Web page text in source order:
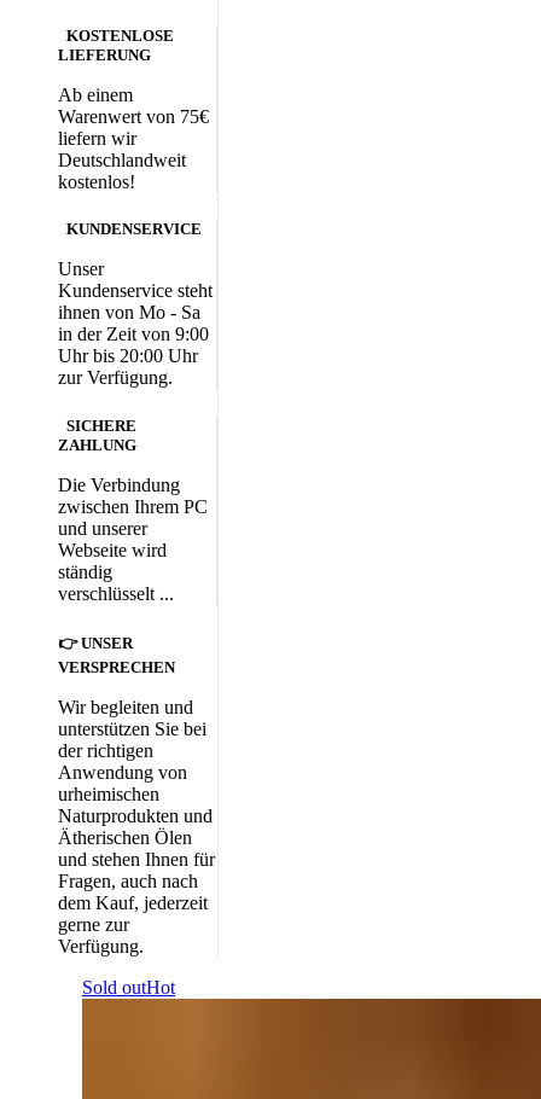
KOSTENLOSE
LIEFERUNG
Ab einem
Warenwert von 75€
liefern wir
Deutschlandweit
kostenlos!
KUNDENSERVICE
Unser
Kundenservice steht
ihnen von Mo - Sa
in der Zeit von 9:00
Uhr bis 20:00 Uhr
zur Verfügung.
SICHERE
ZAHLUNG
Die Verbindung
zwischen Ihrem PC
und unserer
Webseite wird
ständig
verschlüsselt ...
👉 UNSER
VERSPRECHEN
Wir begleiten und
unterstützen Sie bei
der richtigen
Anwendung von
urheimischen
Naturprodukten und
Ätherischen Ölen
und stehen Ihnen für
Fragen, auch nach
dem Kauf, jederzeit
gerne zur
Verfügung.
Sold outHot